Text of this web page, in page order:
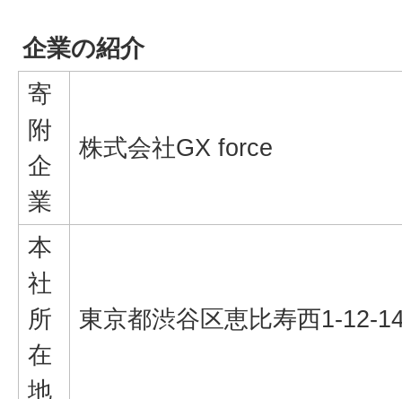
企業の紹介
寄
附
企
業
株式会社GX force
本
社
所
在
地
東京都渋谷区恵比寿西1-12-